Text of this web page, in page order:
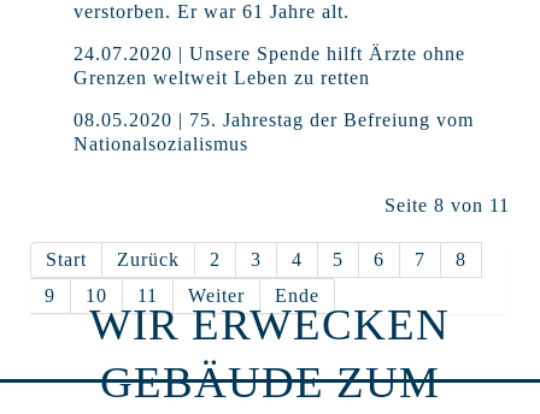
verstorben. Er war 61 Jahre alt.
24.07.2020 | Unsere Spende hilft Ärzte ohne
Grenzen weltweit Leben zu retten
08.05.2020 | 75. Jahrestag der Befreiung vom
Nationalsozialismus
Seite 8 von 11
Start Zurück 2 3 4 5 6 7
8
9
10 11 Weiter Ende
WIR ERWECKEN
GEBÄUDE ZUM